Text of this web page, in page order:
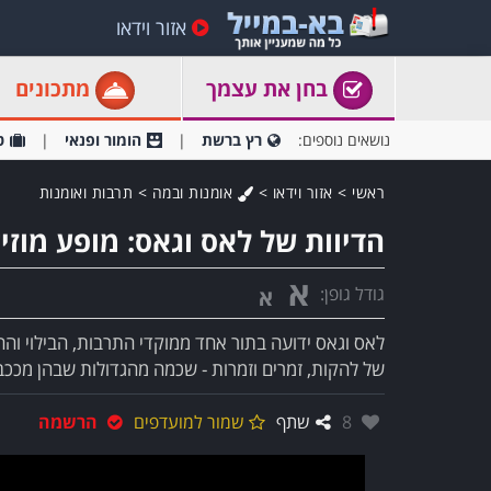
אזור וידאו
בחן את עצמך מתכונים
נושאים נוספים: רץ ברשת הומור ופנאי
ראשי > אזור וידאו > אומנות ובמה > תרבות ואומנות
הדיוות של לאס וגאס: מופע
גודל גופן: א א
לאס וגאס ידועה בתור אחד ממוקדי התרבות, הבילוי
של להקות, זמרים וזמרות - שכמה מהגדולות שבהן
אהבו:
8 שתף שמור למועדפים הרשמה